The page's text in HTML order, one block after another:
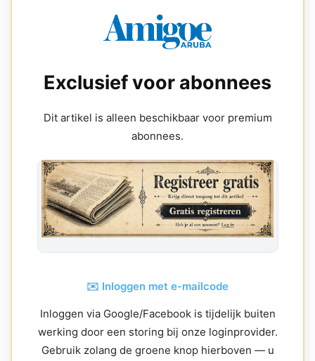
Exclusief voor abonnees
Dit artikel is alleen beschikbaar voor premium
abonnees.
✉️ Inloggen met e-mailcode
Inloggen via Google/Facebook is tijdelijk buiten
werking door een storing bij onze loginprovider.
Gebruik zolang de groene knop hierboven — u